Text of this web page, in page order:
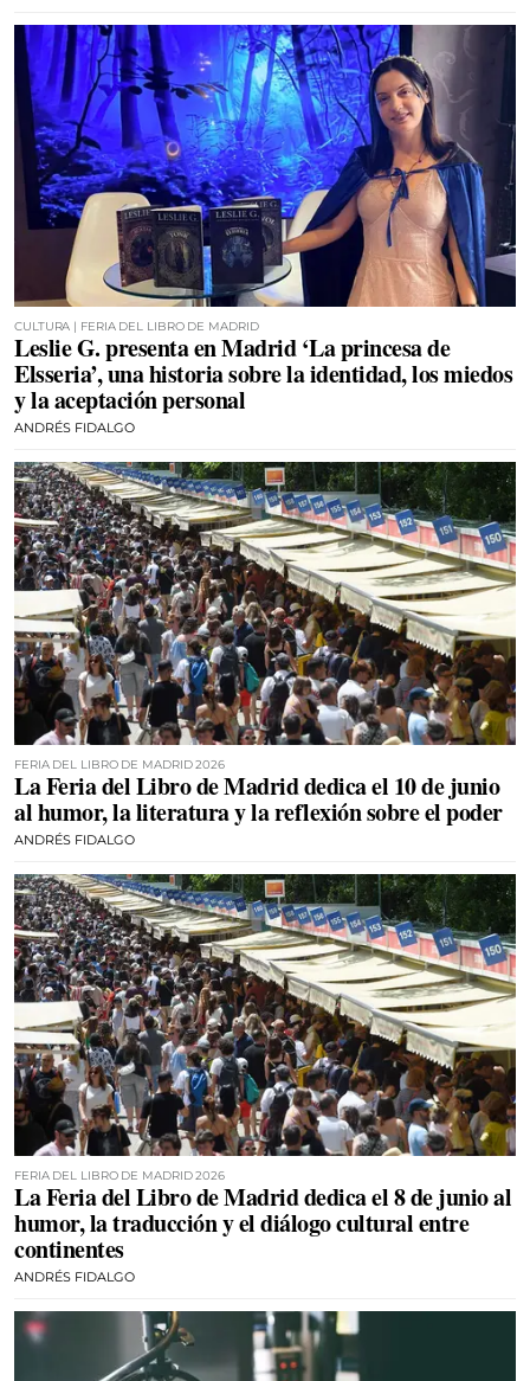
CULTURA | FERIA DEL LIBRO DE MADRID
Leslie G. presenta en Madrid ‘La princesa de
Elsseria’, una historia sobre la identidad, los miedos
y la aceptación personal
ANDRÉS FIDALGO
FERIA DEL LIBRO DE MADRID 2026
La Feria del Libro de Madrid dedica el 10 de junio
al humor, la literatura y la reflexión sobre el poder
ANDRÉS FIDALGO
FERIA DEL LIBRO DE MADRID 2026
La Feria del Libro de Madrid dedica el 8 de junio al
humor, la traducción y el diálogo cultural entre
continentes
ANDRÉS FIDALGO